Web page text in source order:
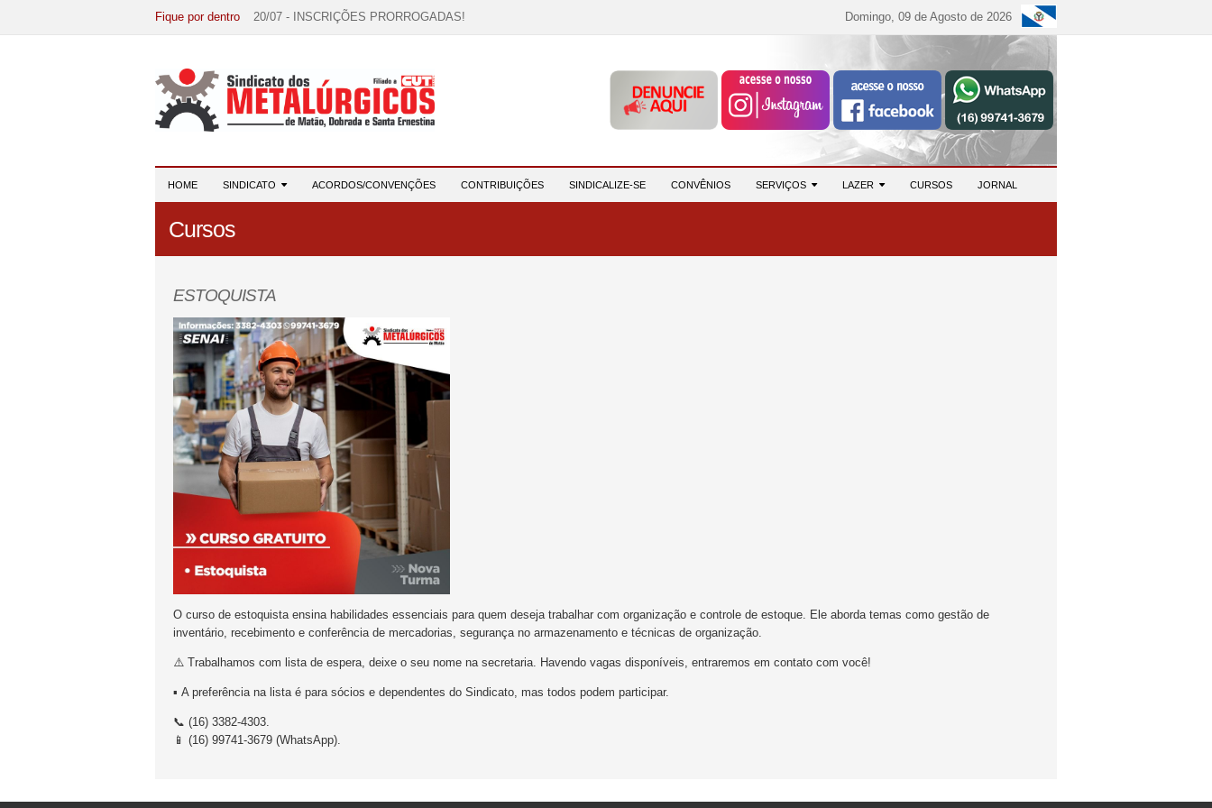
Fique por dentro 20/07 - INSCRIÇÕES PRORROGADAS!
07/07 - Increva-se! Link na descrição!
03/08 - DATA-BASE 2026: HORA DE UNIÃO E MOBILIZAÇÃO!
Domingo, 09 de Agosto de 2026
HOME SINDICATO ACORDOS/CONVENÇÕES CONTRIBUIÇÕES SINDICALIZE-SE CONVÊNIOS SERVIÇOS LAZER CURSOS JORNAL
Cursos
ESTOQUISTA
O curso de estoquista ensina habilidades essenciais para quem deseja trabalhar com organização e controle de estoque. Ele aborda temas como gestão de
inventário, recebimento e conferência de mercadorias, segurança no armazenamento e técnicas de organização.
⚠️ Trabalhamos com lista de espera, deixe o seu nome na secretaria. Havendo vagas disponíveis, entraremos em contato com você!
▪️ A preferência na lista é para sócios e dependentes do Sindicato, mas todos podem participar.
📞 (16) 3382-4303.
📱 (16) 99741-3679 (WhatsApp).